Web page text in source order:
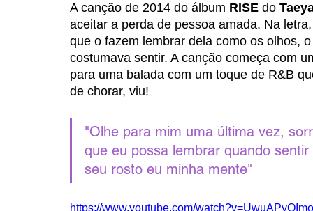
A canção de 2014 do álbum RISE do
aceitar a perda de pessoa amada. Na
que o fazem lembrar dela como os olhos,
costumava sentir. A canção começa com
para uma balada com um toque de R&B
de chorar, viu!
"Olhe para mim uma última vez,
que eu possa lembrar quando
seu rosto eu minha mente"
https://www.youtube.com/watch?v=UwuAPyOImoI